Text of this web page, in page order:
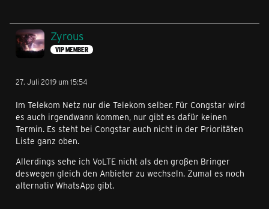
Zyrous
VIP MEMBER
27. Juli 2019 um 15:54
Im Telekom Netz nur die Telekom selber. Für Congstar wird
es auch irgendwann kommen, nur gibt es dafür keinen
Termin. Es steht bei Congstar auch nicht in der Prioritäten
Liste ganz oben.
Allerdings sehe ich VoLTE nicht als den großen Bringer
deswegen gleich den Anbieter zu wechseln. Zumal es noch
alternativ WhatsApp gibt.